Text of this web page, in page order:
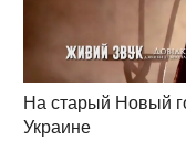
На старый Новый
Украине